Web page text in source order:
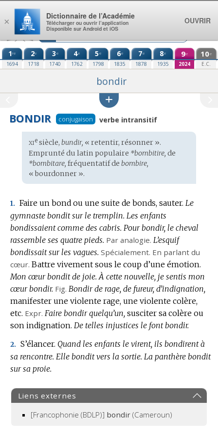
Aller au contenu
1re
1694
2e
1718
3e
1740
4e
1762
5e
1798
6e
1835
7e
1878
8e
1935
9e
2024
10e
E.C.
bondir
BONDIR conjugaison verbe intransitif
Étymologie
:
xiesiècle, bundir, « retentir, résonner ».
Emprunté du latin populaire *bombitire, de
*bombitare, fréquentatif de bombire,
« bourdonner ».
1. Faire un bond ou une suite de bonds, sauter. Le
gymnaste bondit sur le tremplin. Les enfants
bondissaient comme des cabris. Pour bondir, le cheval
rassemble ses quatre pieds. Par analogie. L’esquif
bondissait sur les vagues. Spécialement. En parlant du
cœur. Battre vivement sous le coup d’une émotion.
Mon cœur bondit de joie. À cette nouvelle, je sentis mon
cœur bondir. Fig. Bondir de rage, de fureur, d’indignation,
manifester une violente rage, une violente colère,
etc. Expr. Faire bondir quelqu’un, susciter sa colère ou
son indignation. De telles injustices le font bondir.
2. S’élancer. Quand les enfants le virent, ils bondirent à
sa rencontre. Elle bondit vers la sortie. La panthère bondit
sur sa proie.
Liens externes
[Francophonie (BDLP)] bondir (Cameroun)
×
Dictionnaire de l’Académie
Télécharger ou ouvrir l’application
Disponible sur Android et iOS
OUVRIR